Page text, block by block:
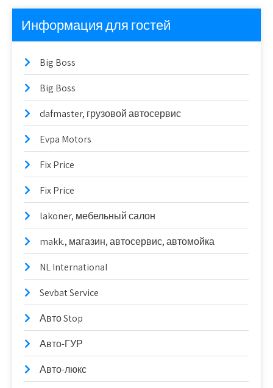
Информация для гостей
Big Boss
Big Boss
dafmaster, грузовой автосервис
Evpa Motors
Fix Price
Fix Price
lakoner, мебельный салон
makk., магазин, автосервис, автомойка
NL International
Sevbat Service
Авто Stop
Авто-ГУР
Авто-люкс